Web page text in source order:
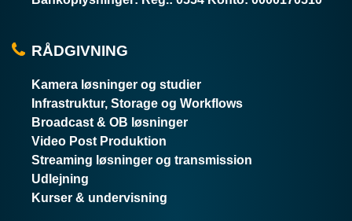
RÅDGIVNING
Kamera løsninger og studier
Infrastruktur, Storage og Workflows
Broadcast & OB løsninger
Video Post Produktion
Streaming løsninger og transmission
Udlejning
Kurser & undervisning